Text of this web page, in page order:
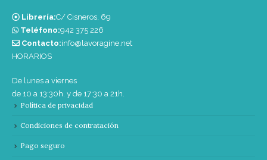
Librería:C/ Cisneros, 69
Teléfono:‭942 375 226‬
Contacto:info@lavoragine.net
HORARIOS
De lunes a viernes
de 10 a 13:30h. y de 17:30 a 21h.
Política de privacidad
Condiciones de contratación
Pago seguro